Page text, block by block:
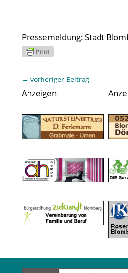
Pressemeldung: Stadt
← vorheriger Beitrag
Anzeigen